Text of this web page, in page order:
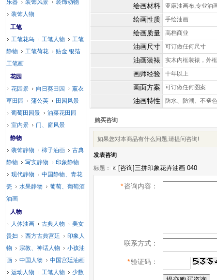
绘画材料 亚麻油画布,专业油
绘画性质 手绘油画
绘画质量 高档商业
油画尺寸 可订做任何尺寸
油画装裱 实木内框装裱，外
画师经验 十年以上
画面方案 可订做任何图案
油画特性 防水、防潮、不褪色
购买咨询
如果您对本商品有什么问题,请提问咨询!
发表咨询
标题：
*咨询内容：
联系方式：
*验证码：
乐器 装饰风景
装饰动物
装饰人物
工笔
工笔花鸟
工笔人物
工笔
静物
工笔荷花
贴金 银箔
工笔画
花园
花园景
向日葵田园
薰衣
草田园
蒲公英
田园风景
葡萄田园景
油菜花田园
室内景
门、窗风景
静物
装饰静物
柿子油画
古典
静物
写实静物
印象静物
现代静物
中国静物、青花
瓷
水果静物
葡萄、葡萄酒
油画
人物
人体油画
古典人物
美女
贵妇
西方古典宫廷
印象人
物
宗教、神话人物
小孩油
画
中国人物
中国宫廷油画
运动人物
工笔人物
少数